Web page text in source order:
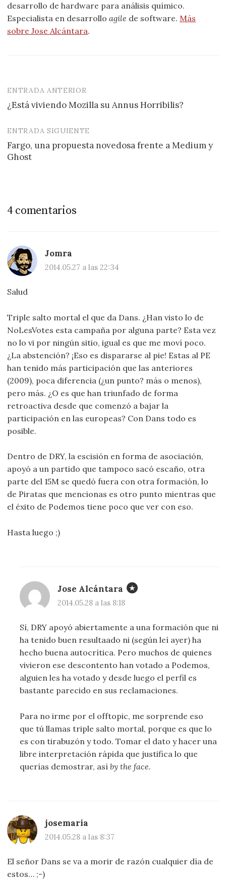
desarrollo de hardware para análisis químico.
Especialista en desarrolloagile de software. Más
sobre Jose Alcántara.
Navegación
de
entradas
ENTRADA ANTERIOR
¿Está viviendo Mozilla su Annus Horribilis?
ENTRADA SIGUIENTE
Fargo, una propuesta novedosa frente a Medium y
Ghost
4 comentarios
Jomra
2014.05.27 a las 22:34
Salud
Triple salto mortal el que da Dans. ¿Han visto lo de
NoLesVotes esta campaña por alguna parte? Esta vez
no lo vi por ningún sitio, igual es que me moví poco.
¿La abstención? ¡Eso es dispararse al pie! Estas al PE
han tenido más participación que las anteriores
(2009), poca diferencia (¿un punto? más o menos),
pero más. ¿O es que han triunfado de forma
retroactiva desde que comenzó a bajar la
participación en las europeas? Con Dans todo es
posible.
Dentro de DRY, la escisión en forma de asociación,
apoyó a un partido que tampoco sacó escaño, otra
parte del 15M se quedó fuera con otra formación, lo
de Piratas que mencionas es otro punto mientras que
el éxito de Podemos tiene poco que ver con eso.
Hasta luego ;)
Jose Alcántara
2014.05.28 a las 8:18
Sí, DRY apoyó abiertamente a una formación que ni
ha tenido buen resultaado ni (según leí ayer) ha
hecho buena autocrítica. Pero muchos de quienes
vivieron ese descontento han votado a Podemos,
alguien les ha votado y desde luego el perfil es
bastante parecido en sus reclamaciones.
Para no irme por el offtopic, me sorprende eso
que tú llamas triple salto mortal, porque es que lo
es con tirabuzón y todo. Tomar el dato y hacer una
libre interpretación rápida que justifica lo que
querías demostrar, asíby the face.
josemaria
2014.05.28 a las 8:37
El señor Dans se va a morir de razón cualquier día de
estos… ;-)